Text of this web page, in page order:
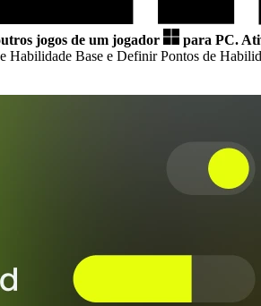
jogos de um jogador para PC.
Base e Definir Pontos de